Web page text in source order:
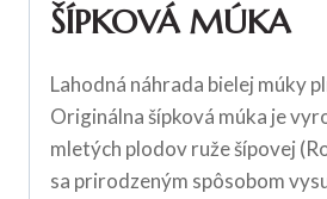
ŠÍPKOVÁ MÚKA
Lahodná náhrada bielej múky
Originálna šípková múka je
mletých plodov ruže šípovej
sa prirodzeným spôsobom